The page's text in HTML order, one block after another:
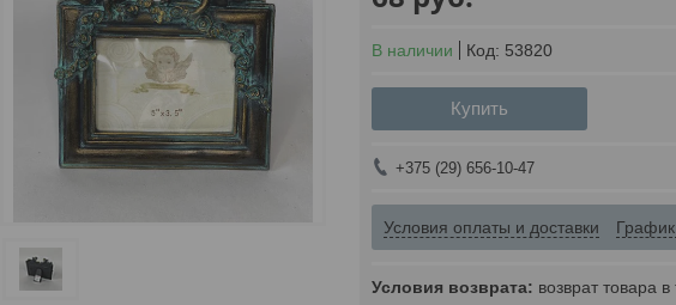
В наличии Код: 53820
Купить
+375 (29) 656-10-47
Условия оплаты и доставки
возврат товара